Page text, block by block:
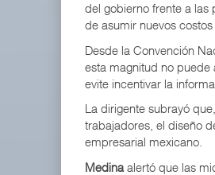
del gobierno frente a las
de asumir nuevos costos
Desde la Convención
esta magnitud no puede
evite incentivar la
La dirigente subrayó
trabajadores, el diseño
empresarial mexicano.
Medinaalertó que las